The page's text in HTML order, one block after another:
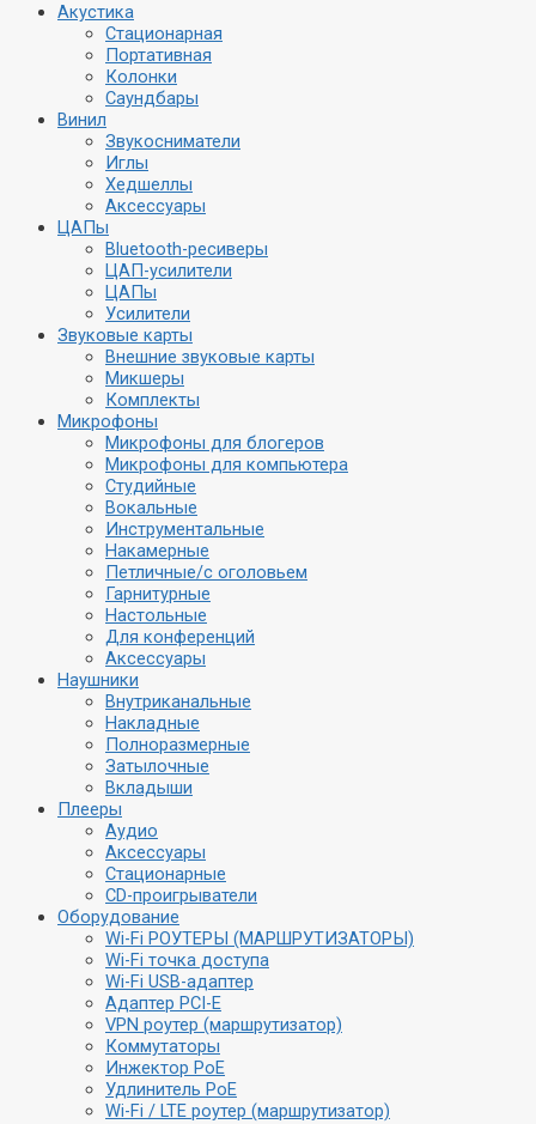
Акустика
Стационарная
Портативная
Колонки
Саундбары
Винил
Звукосниматели
Иглы
Хедшеллы
Аксессуары
ЦАПы
Bluetooth-ресиверы
ЦАП-усилители
ЦАПы
Усилители
Звуковые карты
Внешние звуковые карты
Микшеры
Комплекты
Микрофоны
Микрофоны для блогеров
Микрофоны для компьютера
Студийные
Вокальные
Инструментальные
Накамерные
Петличные/с оголовьем
Гарнитурные
Настольные
Для конференций
Аксессуары
Наушники
Внутриканальные
Накладные
Полноразмерные
Затылочные
Вкладыши
Плееры
Аудио
Аксессуары
Стационарные
CD-проигрыватели
Оборудование
Wi-Fi РОУТЕРЫ (МАРШРУТИЗАТОРЫ)
Wi-Fi точка доступа
Wi-Fi USB-адаптер
Адаптер PCI-E
VPN роутер (маршрутизатор)
Коммутаторы
Инжектор PoE
Удлинитель PoE
Wi-Fi / LTE роутер (маршрутизатор)